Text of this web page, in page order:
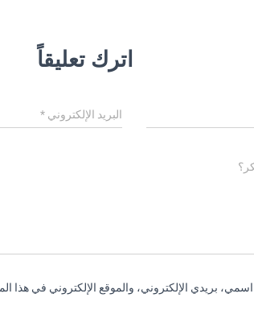
اترك تعليقاً
البريد الإلكتروني*
بريدي الإلكتروني، والموقع الإلكتروني في هذا